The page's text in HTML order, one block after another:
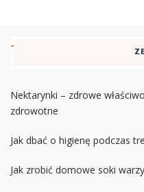
Nektarynki – zdrowe
zdrowotne
Jak dbać o higienę podczas
Jak zrobić domowe soki